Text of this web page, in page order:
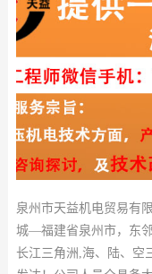
泉州市天益机电贸易有
城—福建省泉州市，东
长江三角洲,海、陆、空